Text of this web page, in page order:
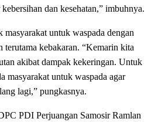
dan kesehatan,” imbuhnya.
untuk waspada dengan
terutama kebakaran. “Kemarin kita
akibat dampak kekeringan. Untuk
masyarakat untuk waspada agar
lagi,” pungkasnya.
PDI Perjuangan Samosir Ramlan